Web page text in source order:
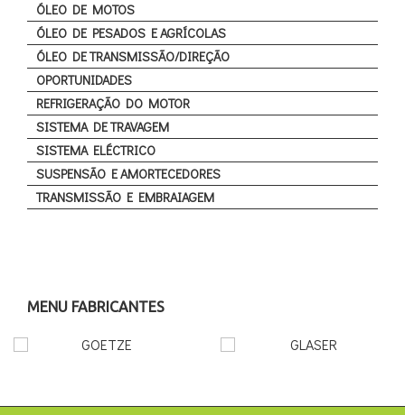
ÓLEO DE MOTOS
ÓLEO DE PESADOS E AGRÍCOLAS
ÓLEO DE TRANSMISSÃO/DIREÇÃO
OPORTUNIDADES
REFRIGERAÇÃO DO MOTOR
SISTEMA DE TRAVAGEM
SISTEMA ELÉCTRICO
SUSPENSÃO E AMORTECEDORES
TRANSMISSÃO E EMBRAIAGEM
MENU FABRICANTES